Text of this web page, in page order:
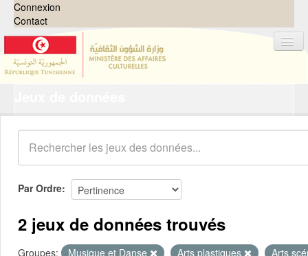
Connexion
Contact
Organisations
Groupes
Demandes 0
À propos
Par Ordre
2 jeux de données trouvés
Groupes: Musique et Danse Arts plastiques
Arts